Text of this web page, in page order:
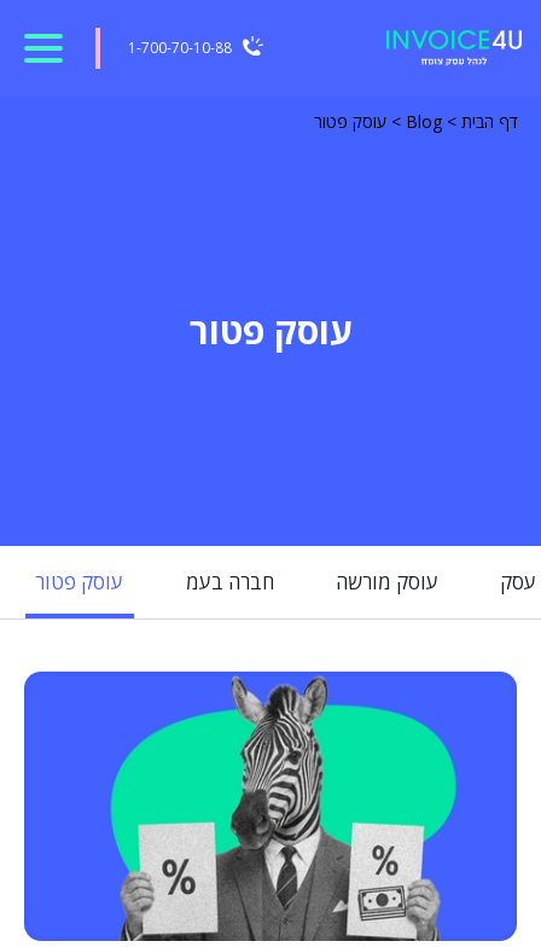
1-700-70-10-88
דף הבית >
Blog
> עוסק פטור
עוסק פטור
עסק עוסק מורשה חברה בעמ עוסק פטור